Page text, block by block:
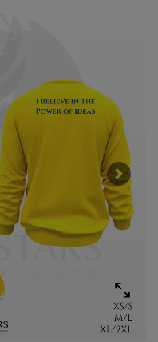
Next